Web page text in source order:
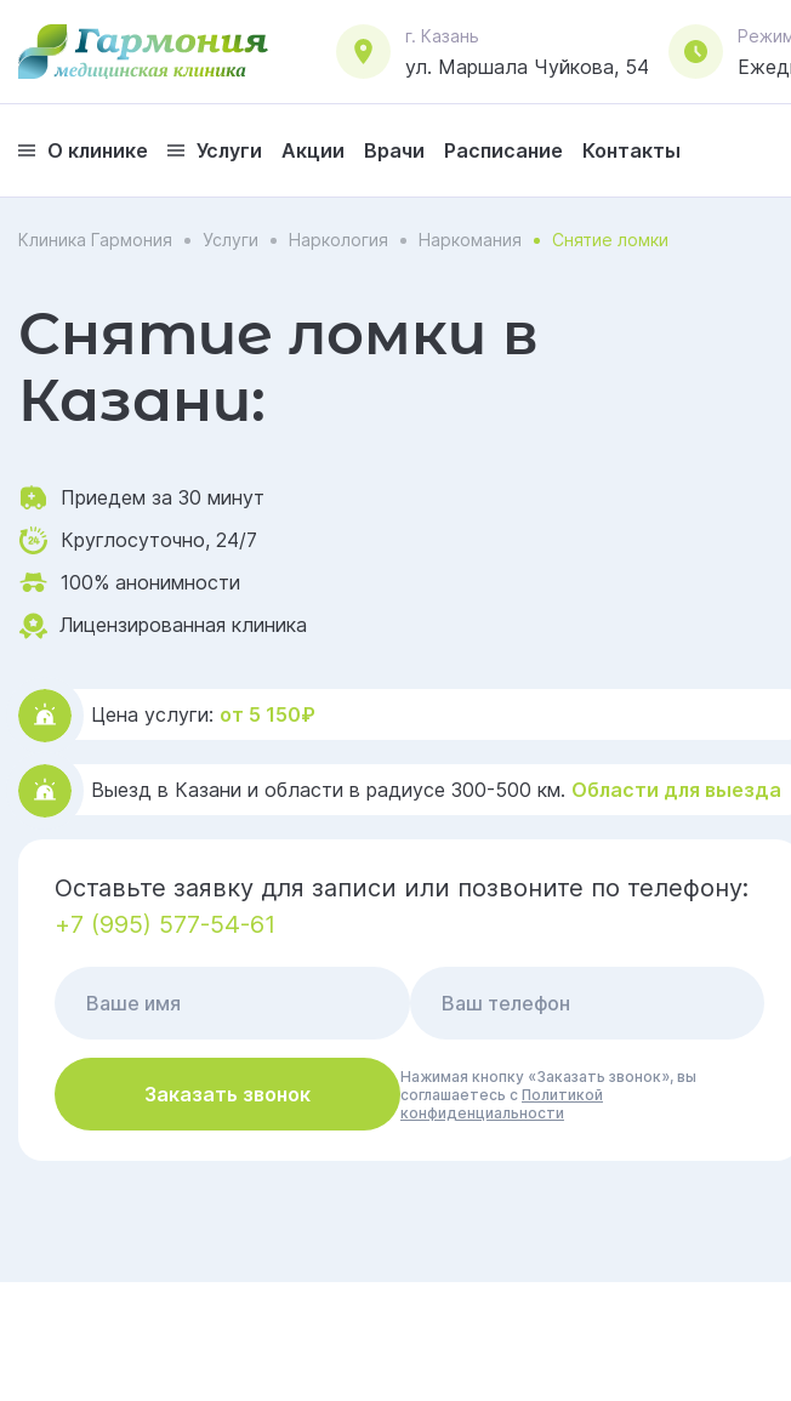
г. Казань
ул. Маршала Чуйкова, 54
О клинике Услуги Акции Врачи Расписание Контакты
Клиника Гармония Услуги Наркология Наркомания Снятие ломки
Снятие ломки в
Казани:
Приедем за 30 минут
Круглосуточно, 24/7
100% анонимности
Лицензированная клиника
Цена услуги: от 5 150₽
Выезд в Казани и области в радиусе 300-500 км. Области для выезда
Оставьте заявку для записи или позвоните по телефону:
+7 (995) 577-54-61
Заказать звонок
Нажимая кнопку «Заказать звонок», вы
соглашаетесь с Политикой
конфиденциальности